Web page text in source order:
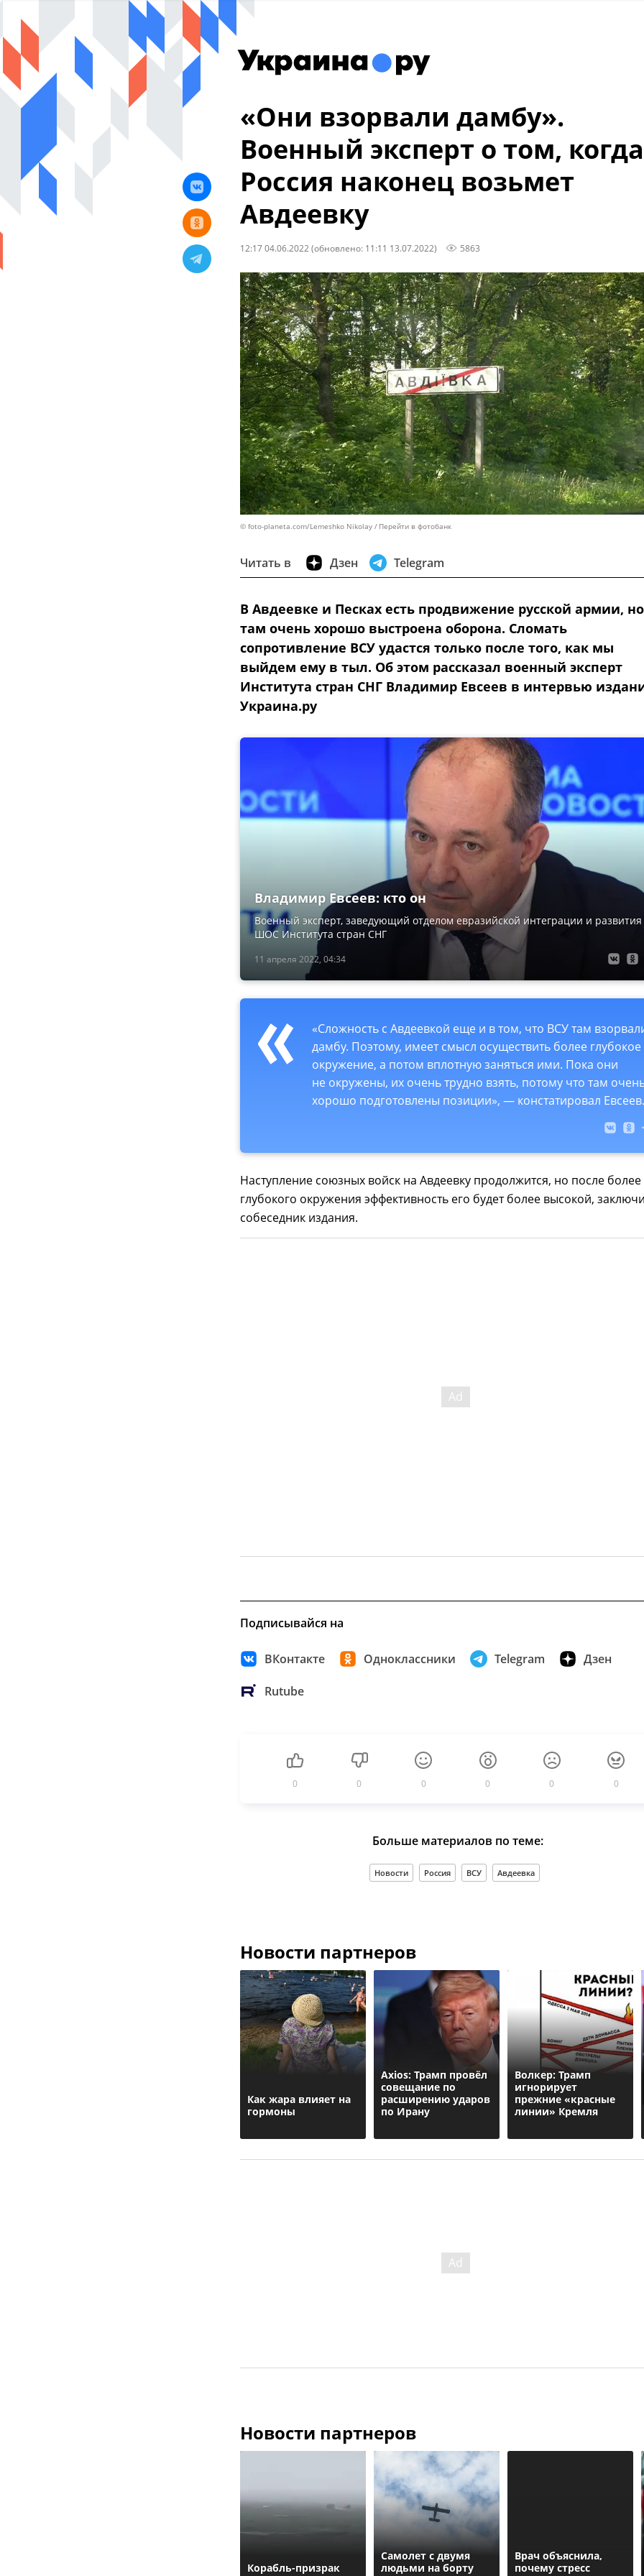
«Они взорвали дамбу».
Военный эксперт о том, когда
Россия наконец возьмет
Авдеевку
12:17 04.06.2022 (обновлено: 11:11 13.07.2022) 5863
© foto-planeta.com/Lemeshko Nikolay Перейти в фотобанк
Читать в Дзен Telegram
В Авдеевке и Песках есть продвижение русской армии, но
там очень хорошо выстроена оборона. Сломать
сопротивление ВСУ удастся только после того, как мы
выйдем ему в тыл. Об этом рассказал военный эксперт
Института стран СНГ Владимир Евсеев в интервью
Украина.ру
11 апреля 2022, 04:34
Владимир Евсеев: кто он
Военный эксперт, заведующий отделом евразийской интеграции и развития
ШОС Института стран СНГ
«Сложность с Авдеевкой еще и в том, что ВСУ там
дамбу. Поэтому, имеет смысл осуществить более глубокое
окружение, а потом вплотную заняться ими. Пока они
не окружены, их очень трудно взять, потому что там
хорошо подготовлены позиции», — констатировал Евсеев.
Наступление союзных войск на Авдеевку продолжится, но после более
глубокого окружения эффективность его будет более высокой,
собеседник издания.
Подписывайся на
ВКонтакте Одноклассники Telegram Дзен
Rutube
0 0 0 0 0 0
Больше материалов по теме:
Новости Россия ВСУ Авдеевка
Новости партнеров
Как жара влияет на
гормоны
Axios: Трамп провёл
совещание по
расширению ударов
по Ирану
Волкер: Трамп
игнорирует
прежние «красные
линии» Кремля
Новости партнеров
Корабль-призрак
Самолет с двумя
людьми на борту
Врач объяснила,
почему стресс